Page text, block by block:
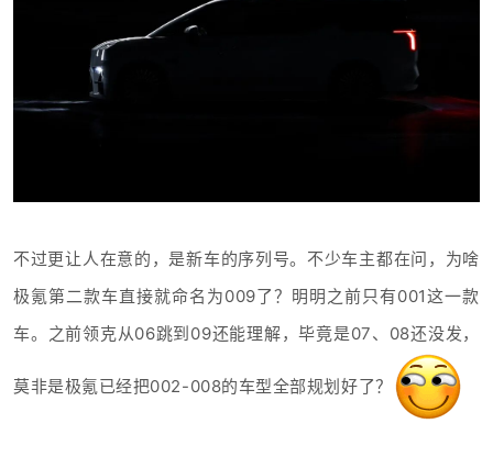
不过更让人在意的，是新车的序列号。不少车主都在问，为啥
极氪第二款车直接就命名为009了？明明之前只有001这一款
车。之前领克从06跳到09还能理解，毕竟是07、08还没发，
莫非是极氪已经把002-008的车型全部规划好了？